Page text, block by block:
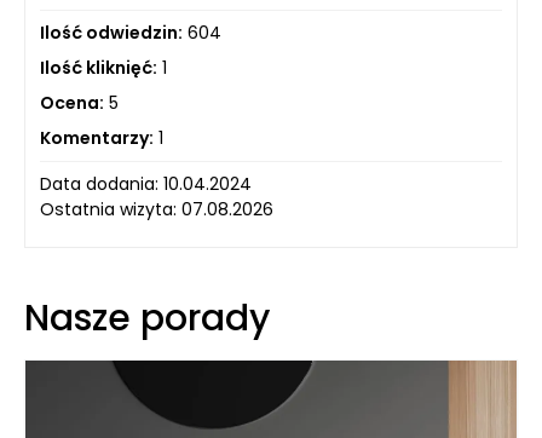
Ilość odwiedzin: 604
Ilość kliknięć: 1
Ocena: 5
Komentarzy: 1
Data dodania: 10.04.2024
Ostatnia wizyta: 07.08.2026
Nasze porady